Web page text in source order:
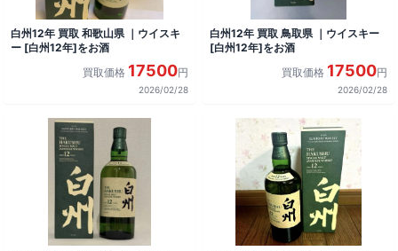
白州12年 買取 和歌山県 ｜ウイスキ
ー [白州12年]をお酒
買取価格 17500円
2026/02/28
白州12年 買取 鳥取県 ｜ウイスキー
[白州12年]をお酒
買取価格 17500円
2026/02/28